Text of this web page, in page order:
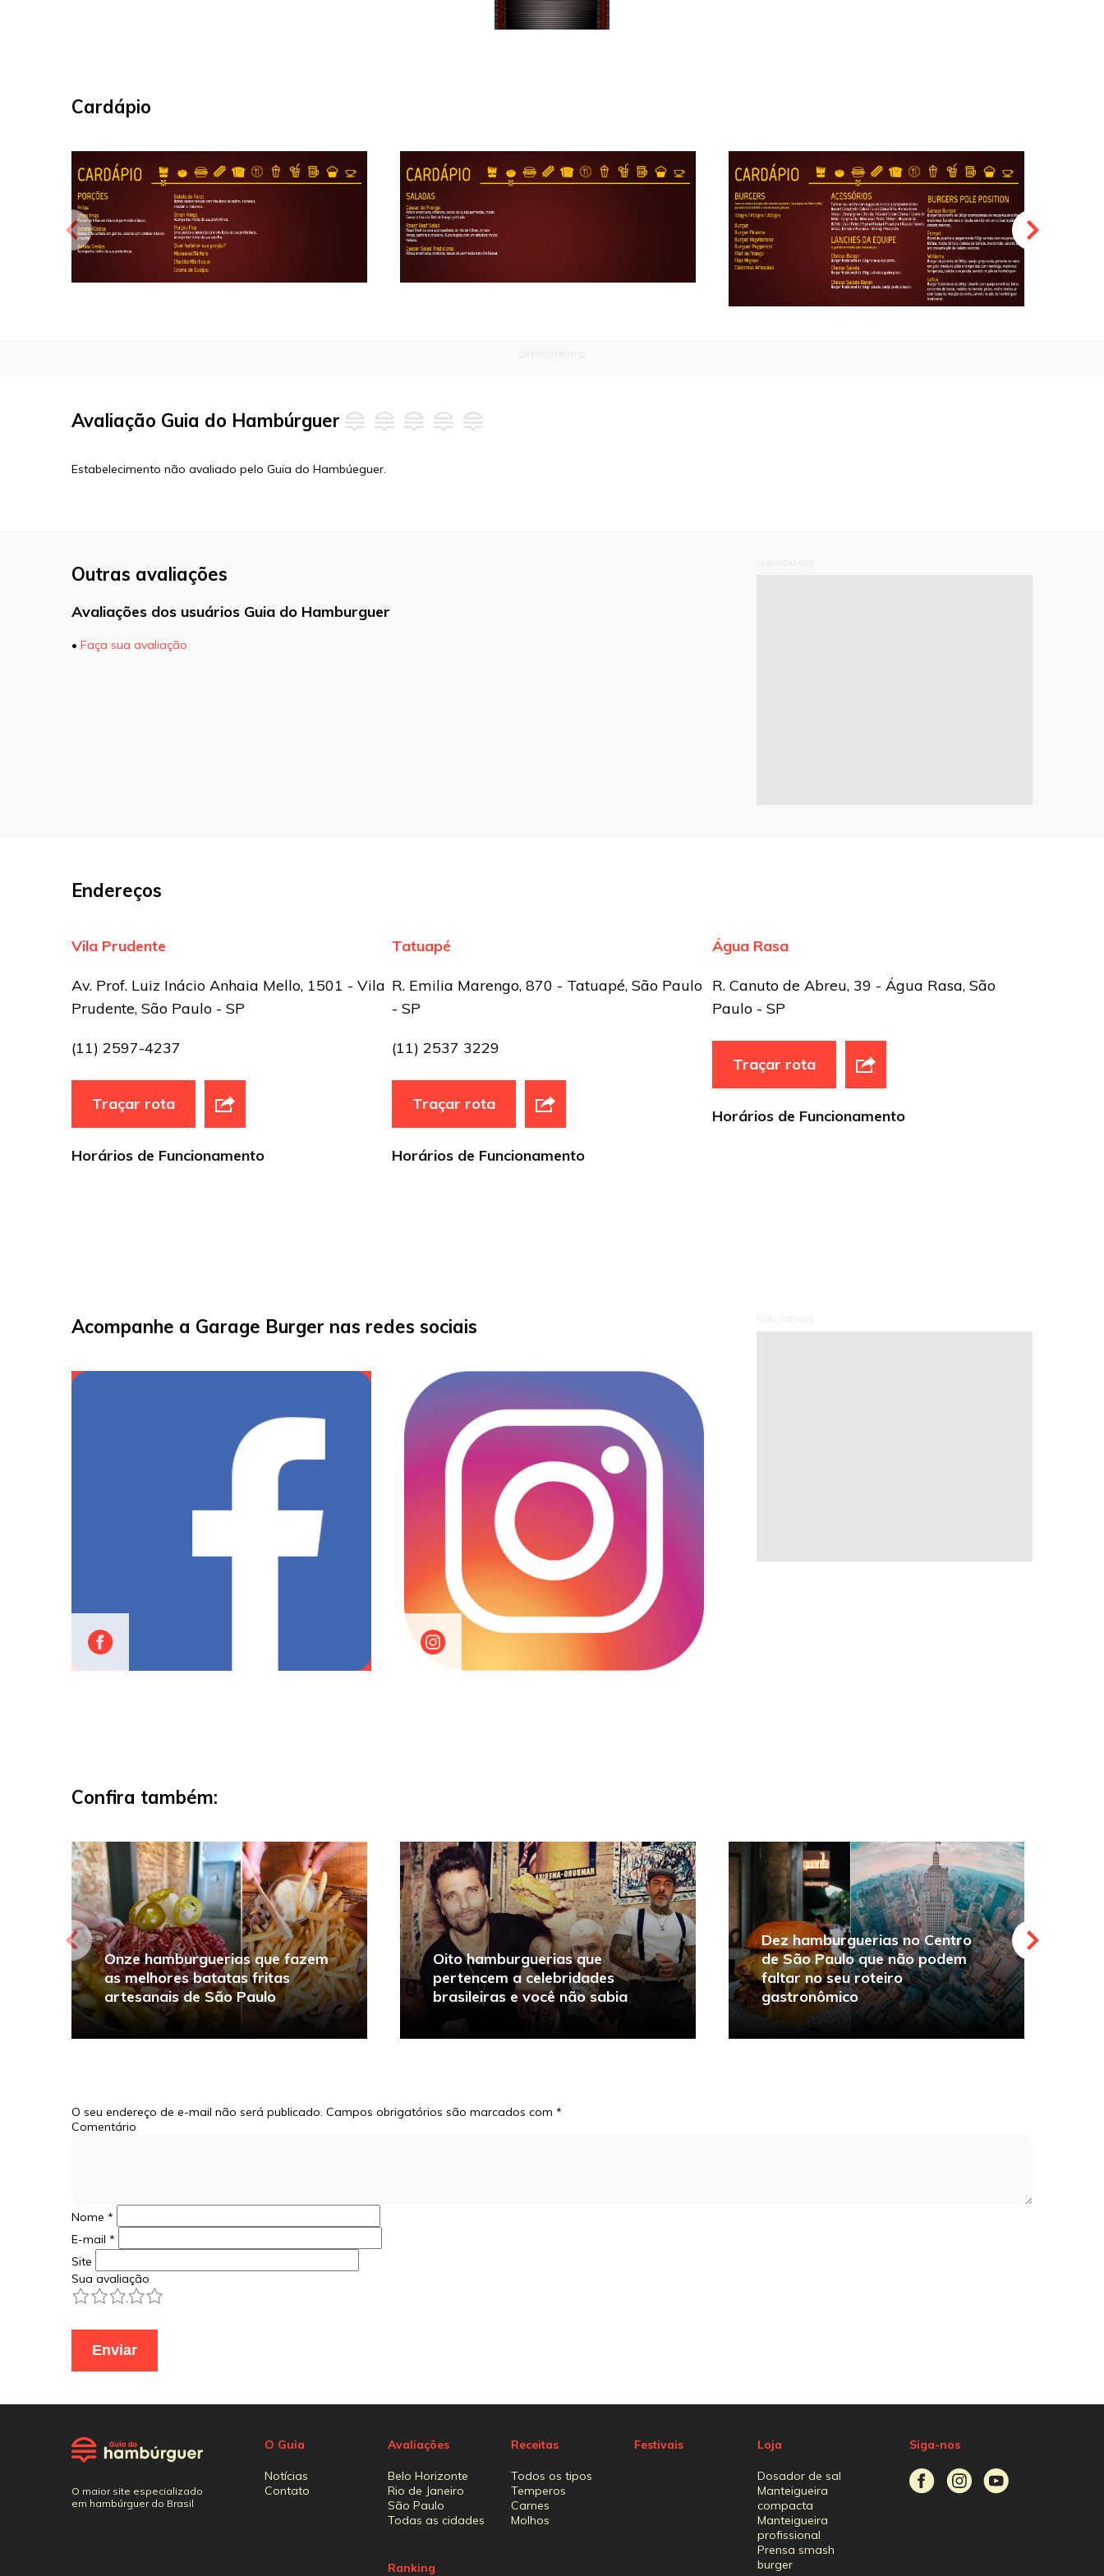
Cardápio
Avaliação Guia do Hambúrguer
Estabelecimento não avaliado pelo Guia do Hambúeguer.
Outras avaliações
Avaliações dos usuários Guia do Hamburguer
• Faça sua avaliação
Endereços
Vila Prudente
Av. Prof. Luiz Inácio Anhaia Mello, 1501 - Vila
Prudente, São Paulo - SP
(11) 2597-4237
Traçar rota
Horários de Funcionamento
Tatuapé
R. Emilia Marengo, 870 - Tatuapé, São Paulo
- SP
(11) 2537 3229
Traçar rota
Horários de Funcionamento
Água Rasa
R. Canuto de Abreu, 39 - Água Rasa, São
Paulo - SP
Traçar rota
Horários de Funcionamento
Acompanhe a Garage Burger nas redes sociais PUBLICIDADE
Confira também:
Onze hamburguerias que fazem
as melhores batatas fritas
artesanais de São Paulo
Oito hamburguerias que
pertencem a celebridades
brasileiras e você não sabia
Dez hamburguerias no Centro
de São Paulo que não podem
faltar no seu roteiro
gastronômico
O seu endereço de e-mail não será publicado. Campos obrigatórios são marcados com *
Comentário
Nome *
E-mail *
Site
Sua avaliação
5
4
3
2
O maior site especializado
em hambúrguer do Brasil
O Guia
Notícias
Contato
Avaliações
Belo Horizonte
Rio de Janeiro
São Paulo
Todas as cidades
Ranking
Receitas
Todos os tipos
Temperos
Carnes
Molhos
Festivais Loja
Dosador de sal
Manteigueira
compacta
Manteigueira
profissional
Prensa smash
burger
Siga-nos